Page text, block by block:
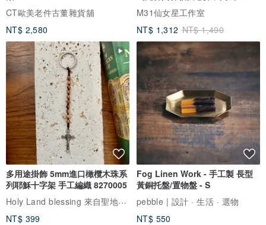
CT歐美老件古董雜貨舖
NT$ 2,580
收納
M31仙女星工作室
NT$ 1,312 NT$ 1,490
多用途掛飾 5mm進口橄欖木珠系
列耶穌十字架 手工編織 8270005
Holy Land blessing 來自聖地的祝福
NT$ 399
Fog Linen Work - 手工製 長型
黃銅托盤/置物盤 - S
pebble | 設計 · 生活 · 選物
NT$ 550